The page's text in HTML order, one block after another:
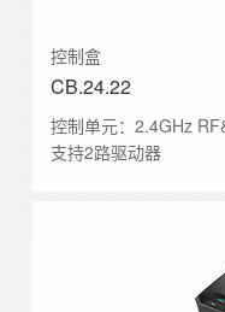
控制盒
CB.24.22
控制单元：2.4GHz
支持2路驱动器